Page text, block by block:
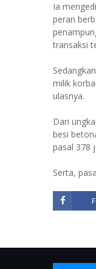
Ia
peran
transaksi
milik
ulasnya.
Dari
besi
pasal 378
Serta,